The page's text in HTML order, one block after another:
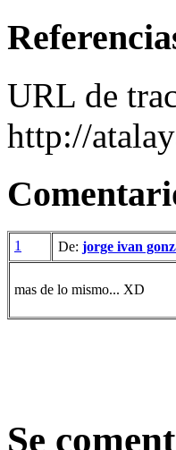
URL de
http://
1 De: jorge ivan
mas de lo mismo... XD
Se